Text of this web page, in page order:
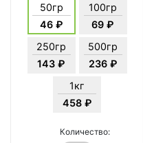
50гр
46 ₽
100гр
69 ₽
250гр
143 ₽
500гр
236 ₽
1кг
458 ₽
Количество: